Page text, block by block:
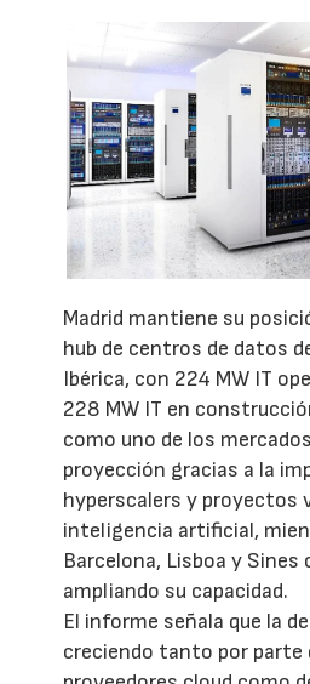
Madrid mantiene su
hub de centros de datos
Ibérica, con 224 MW IT
228 MW IT en
como uno de los
proyección gracias a la
hyperscalers y proyectos
inteligencia artificial,
Barcelona, Lisboa y Sines
ampliando su capacidad.
El informe señala que la
creciendo tanto por parte